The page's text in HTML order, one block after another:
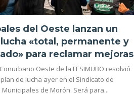
del Oeste lanzan un
«total, permanente y
para reclamar mejoras
Oeste de la FESIMUBO resolvió
de lucha ayer en el Sindicato de
de Morón. Será para...